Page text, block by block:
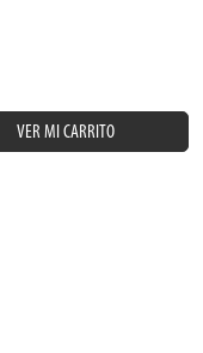
VER MI CARRITO